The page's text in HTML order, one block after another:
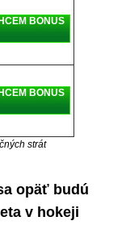
BONUS
BONUS
strát
opäť budú
v hokeji